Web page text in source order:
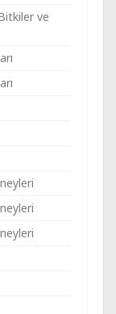
ve